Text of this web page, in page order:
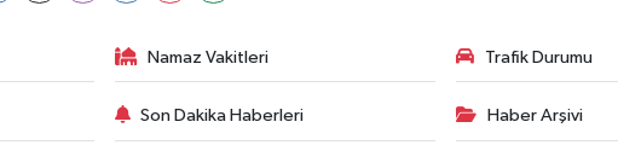
Namaz Vakitleri Trafik Durumu
Son Dakika Haberleri Haber Arşivi